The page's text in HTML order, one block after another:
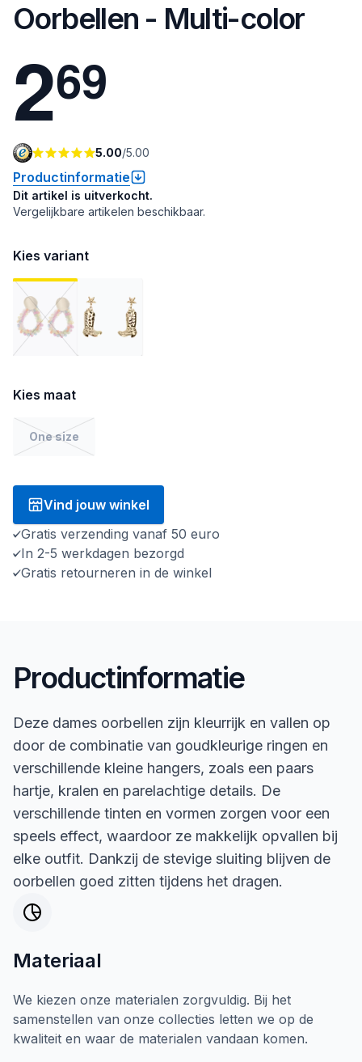
Oorbellen - Multi-color
269
5.00/5.00
Productinformatie
Dit artikel is uitverkocht.
Vergelijkbare artikelen beschikbaar.
Kies variant
Kies maat
One size
Vind jouw winkel
Gratis verzending vanaf 50 euro
In 2-5 werkdagen bezorgd
Gratis retourneren in de winkel
Productinformatie
Deze dames oorbellen zijn kleurrijk en vallen op
door de combinatie van goudkleurige ringen en
verschillende kleine hangers, zoals een paars
hartje, kralen en parelachtige details. De
verschillende tinten en vormen zorgen voor een
speels effect, waardoor ze makkelijk opvallen bij
elke outfit. Dankzij de stevige sluiting blijven de
oorbellen goed zitten tijdens het dragen.
Materiaal
We kiezen onze materialen zorgvuldig. Bij het
samenstellen van onze collecties letten we op de
kwaliteit en waar de materialen vandaan komen.